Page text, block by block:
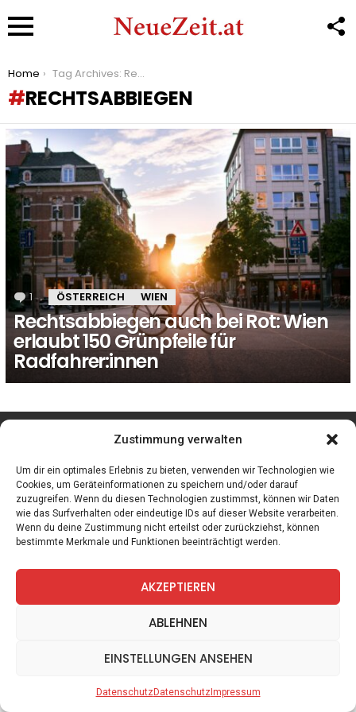
Zustimmung verwalten
Um dir ein optimales Erlebnis zu bieten, verwenden wir Technologien wie
Cookies, um Geräteinformationen zu speichern und/oder darauf
zuzugreifen. Wenn du diesen Technologien zustimmst, können wir Daten
wie das Surfverhalten oder eindeutige IDs auf dieser Website verarbeiten.
Wenn du deine Zustimmung nicht erteilst oder zurückziehst, können
bestimmte Merkmale und Funktionen beeinträchtigt werden.
AKZEPTIEREN
ABLEHNEN
EINSTELLUNGEN ANSEHEN
DatenschutzDatenschutzImpressum
You are here:
Home Tag Archives: Rechtsabbiegen
RECHTSABBIEGEN
LATEST
STORIES
1 Kommentar
ÖSTERREICH WIEN
Rechtsabbiegen auch bei Rot: Wien
erlaubt 150 Grünpfeile für
Radfahrer:innen
facebook instagram
Spiele Zitate Kontakt Datenschutz Impressum